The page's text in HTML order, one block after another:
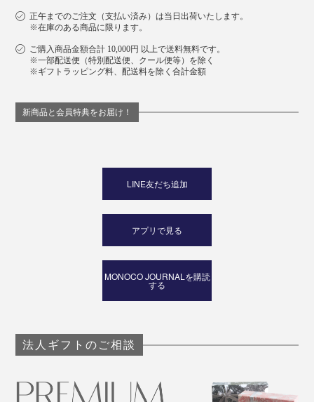
正午までのご注文（支払い済み）は当日出荷いたします。
※在庫のある商品に限ります。
ご購入商品金額合計 10,000円 以上で送料無料です。
※一部配送便（特別配送便、クール便等）を除く
※ギフトラッピング料、配送料を除く合計金額
新商品と会員特典をお届け！
LINE友だち追加
アプリで見る
MONOCO JOURNALを購読
する
法人ギフトのご相談